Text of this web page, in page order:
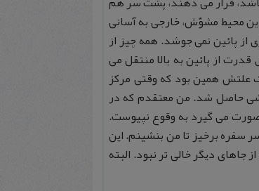
محیط مشوّش، خارجی به آسانی
پائین نمی جوشد. همه چیز از
قدرت از پائین به بالا منتقل می
علتش همین بود که وقتی مرکز
حاصل شد. من معتقدم که در
صورت می گیرد به وقوع نپیوست.
سفره برخیز تا من بنشینم. این
دیگر خالی تر نبود. البته